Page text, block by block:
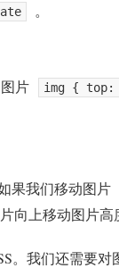
。
片 img { top:
果我们移动图片
向上移动图片高
。我们还需要对